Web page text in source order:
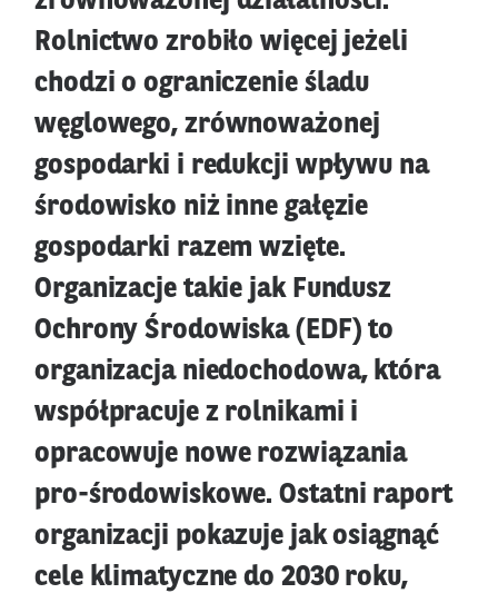
Rolnictwo zrobiło więcej jeżeli
chodzi o ograniczenie śladu
węglowego, zrównoważonej
gospodarki i redukcji wpływu na
środowisko niż inne gałęzie
gospodarki razem wzięte.
Organizacje takie jak Fundusz
Ochrony Środowiska (EDF) to
organizacja niedochodowa, która
współpracuje z rolnikami i
opracowuje nowe rozwiązania
pro-środowiskowe. Ostatni raport
organizacji pokazuje jak osiągnąć
cele klimatyczne do 2030 roku,